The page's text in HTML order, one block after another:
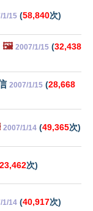
1/15 (58,840次)
🖼️ 2007/1/15 (32,438
2007/1/15 (28,668
2007/1/14 (49,365次)
23,462次)
1/14 (40,917次)